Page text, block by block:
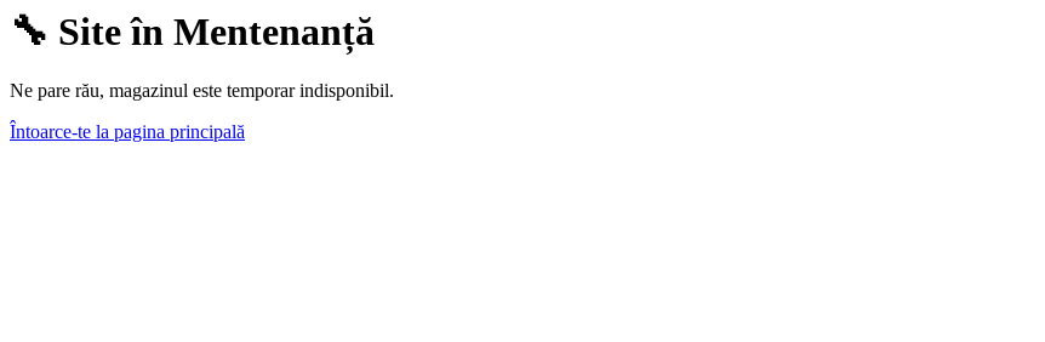
🔧 Site în Mentenanță
Ne pare rău, magazinul este temporar indisponibil.
Întoarce-te la pagina principală